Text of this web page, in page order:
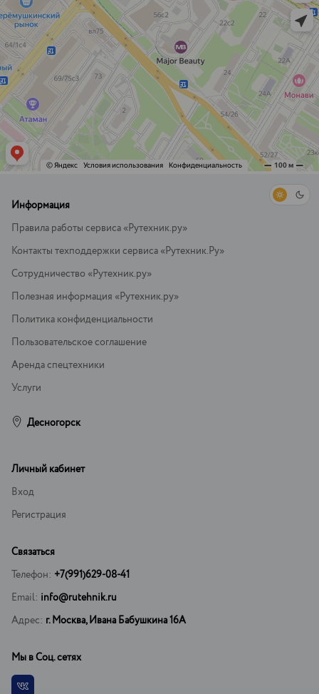
Информация
Правила работы сервиса «Рутехник.ру»
Контакты техподдержки сервиса «Рутехник.Ру»
Сотрудничество «Рутехник.ру»
Полезная информация «Рутехник.ру»
Политика конфиденциальности
Пользовательское соглашение
Аренда спецтехники
Услуги
Десногорск
Личный кабинет
Вход
Регистрация
Связаться
Телефон: +7(991)629-08-41
Email: info@rutehnik.ru
Адрес: г. Москва, Ивана Бабушкина 16А
Мы в Соц. сетях
Vkontakte